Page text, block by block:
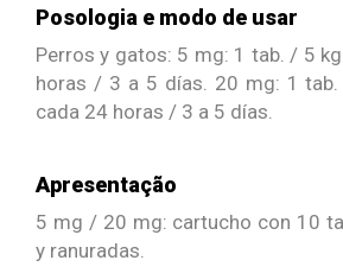
Posologia e modo de usar
Perros y gatos: 5 mg: 1 tab. / 5
horas / 3 a 5 días. 20 mg: 1
cada 24 horas / 3 a 5 días.
Apresentação
5 mg / 20 mg: cartucho con 10
y ranuradas.